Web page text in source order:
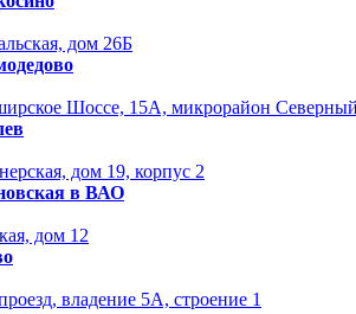
дом 26Б
Шоссе, 15А, микрорайон
дом 19, корпус 2
в ВАО
дом 12
владение 5А, строение 1